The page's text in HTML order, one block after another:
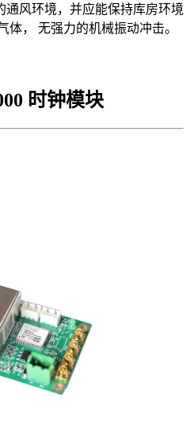
通风环境，并应能保持库房环境
体， 无强力的机械振动冲击。
时钟模块